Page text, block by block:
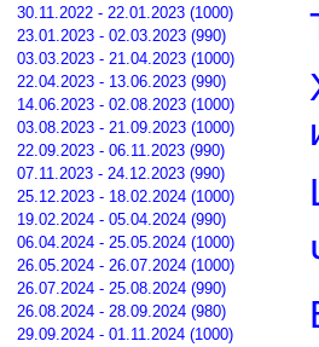
30.11.2022 - 22.01.2023 (1000)
23.01.2023 - 02.03.2023 (990)
03.03.2023 - 21.04.2023 (1000)
22.04.2023 - 13.06.2023 (990)
14.06.2023 - 02.08.2023 (1000)
03.08.2023 - 21.09.2023 (1000)
22.09.2023 - 06.11.2023 (990)
07.11.2023 - 24.12.2023 (990)
25.12.2023 - 18.02.2024 (1000)
19.02.2024 - 05.04.2024 (990)
06.04.2024 - 25.05.2024 (1000)
26.05.2024 - 26.07.2024 (1000)
26.07.2024 - 25.08.2024 (990)
26.08.2024 - 28.09.2024 (980)
29.09.2024 - 01.11.2024 (1000)